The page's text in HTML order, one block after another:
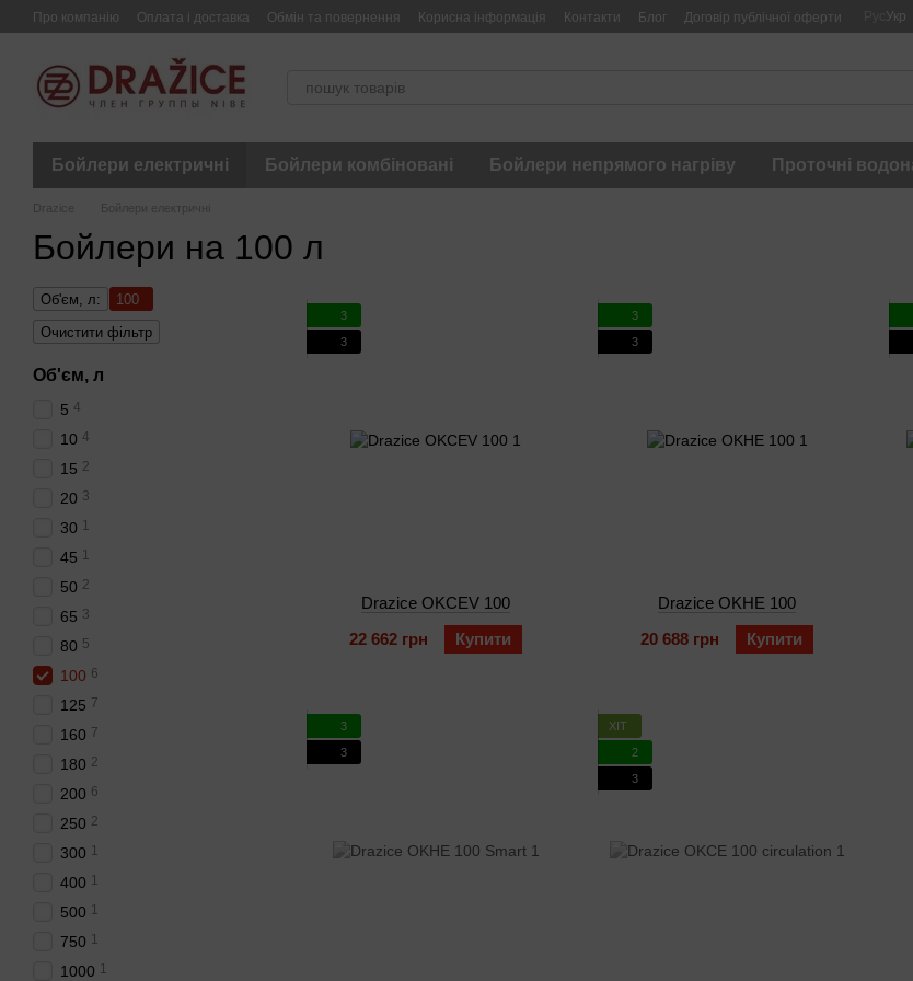
Перейти до основного контенту
Про компанію Оплата і доставка Обмін та повернення Корисна інформація Контакти Блог Договір публічної оферти Укр
Бойлери електричні Бойлери комбіновані Бойлери непрямого нагріву Проточні
Drazice Бойлери електричні
Бойлери на 100 л
3
3
Drazice OKCEV 100
22 662 грн
Купити
3
3
Drazice OKHE 100
20 688 грн
Купити
3
3
ХІТ
2
3
Об'єм, л:
100
Очистити фільтр
Об'єм, л
5 4
10 4
15 2
20 3
30 1
45 1
50 2
65 3
80 5
100 6
125 7
160 7
180 2
200 6
250 2
300 1
400 1
500 1
750 1
1000 1